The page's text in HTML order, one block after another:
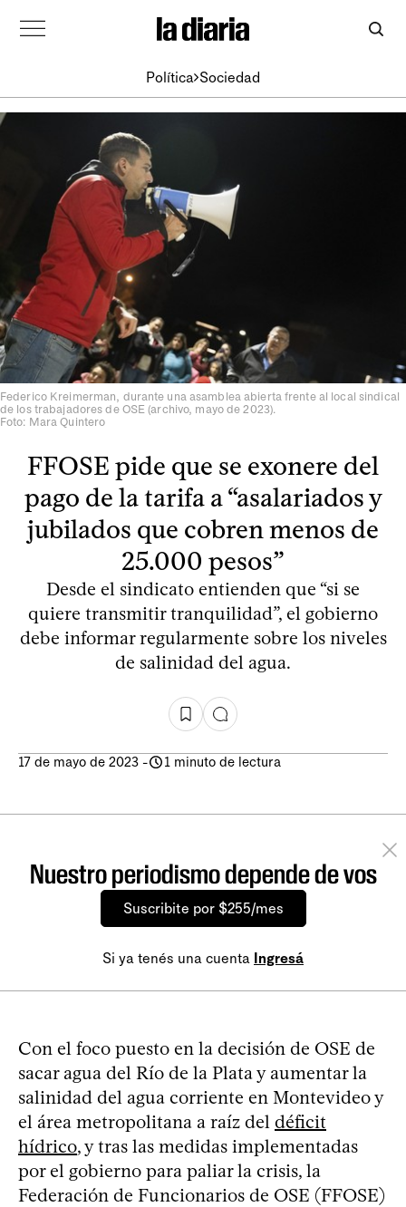
Política Sociedad
Federico Kreimerman, durante una asamblea abierta frente al local sindical
de los trabajadores de OSE (archivo, mayo de 2023).
Foto: Mara Quintero
FFOSE pide que se exonere del
pago de la tarifa a “asalariados y
jubilados que cobren menos de
25.000 pesos”
Desde el sindicato entienden que “si se
quiere transmitir tranquilidad”, el gobierno
debe informar regularmente sobre los niveles
de salinidad del agua.
17 de mayo de 2023 - 1 minuto de lectura
Nuestro periodismo depende de vos
Suscribite por $255/mes
Si ya tenés una cuenta Ingresá
Con el foco puesto en la decisión de OSE de
sacar agua del Río de la Plata y aumentar la
salinidad del agua corriente en Montevideo y
el área metropolitana a raíz del déficit
hídrico, y tras las medidas implementadas
por el gobierno para paliar la crisis, la
Federación de Funcionarios de OSE (FFOSE)